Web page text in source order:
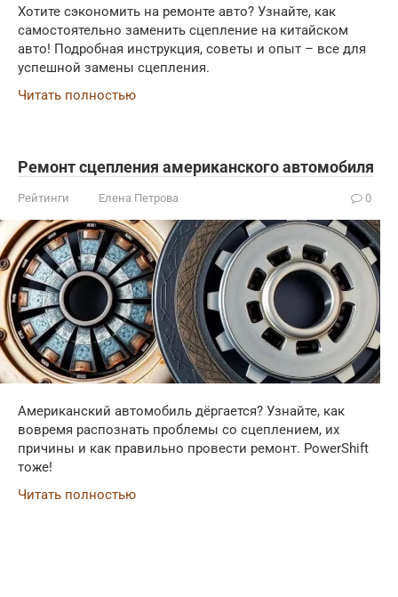
Хотите сэкономить на ремонте авто? Узнайте, как
самостоятельно заменить сцепление на китайском
авто! Подробная инструкция, советы и опыт – все для
успешной замены сцепления.
Читать полностью
Ремонт сцепления американского автомобиля
Рейтинги Елена Петрова 0
Американский автомобиль дёргается? Узнайте, как
вовремя распознать проблемы со сцеплением, их
причины и как правильно провести ремонт. PowerShift
тоже!
Читать полностью